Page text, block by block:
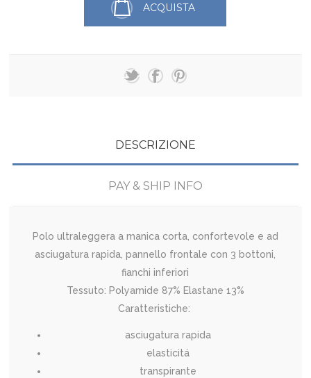
ACQUISTA
DESCRIZIONE
PAY & SHIP INFO
Polo ultraleggera a manica corta, confortevole e ad
asciugatura rapida, pannello frontale con 3 bottoni,
fianchi inferiori
Tessuto: Polyamide 87% Elastane 13%
Caratteristiche:
asciugatura rapida
elasticitá
transpirante